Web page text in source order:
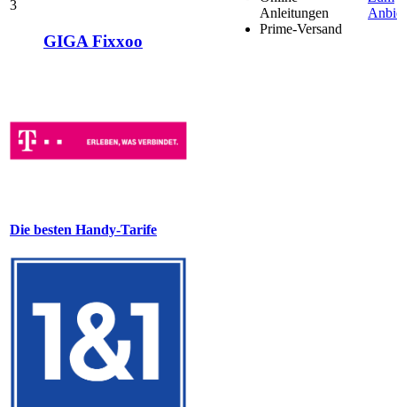
3
GIGA Fixxoo
Anleitungen
Prime-Versand
Die besten Handy-Tarife